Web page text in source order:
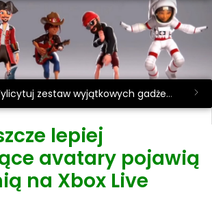
Gramy z WOŚP! Wylicytuj zestaw wyjątkowych gadżetów.
lepiej
avatary pojawią
na Xbox Live